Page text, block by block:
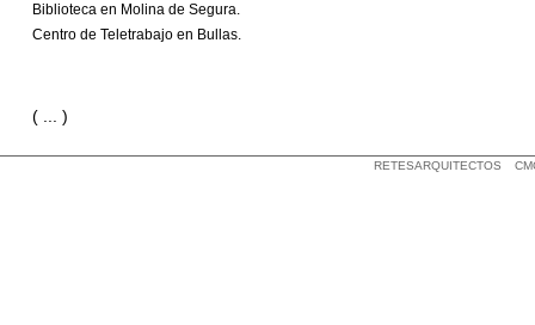
Biblioteca en Molina de Segura.
Centro de Teletrabajo en Bullas.
( ... )
RETESARQUITECTOS